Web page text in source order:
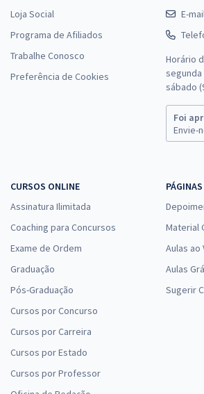
CRECI DF - Conselho Regional dos Corretores
- Conhecimentos Específicos para o
Especialista - Serviços de Comunicação,
edital)
à vista
21,32
Economize R$ 63,96 (-
CRECI DF - Conselho Regional dos Corretores
- Cód. 105 - PAS – Especialista - Serviços
Recursos Humanos (Pós-
à vista
31,33
Loja Social
Programa de Afiliados
Trabalhe Conosco
Preferência de Cookies
E-
Horário
segunda
sábado
Foi
Envie-
CURSOS ONLINE
Assinatura Ilimitada
Coaching para Concursos
Exame de Ordem
Graduação
Pós-Graduação
Cursos por Concurso
Cursos por Carreira
Cursos por Estado
Cursos por Professor
Material
Aulas ao
Aulas
Sugerir